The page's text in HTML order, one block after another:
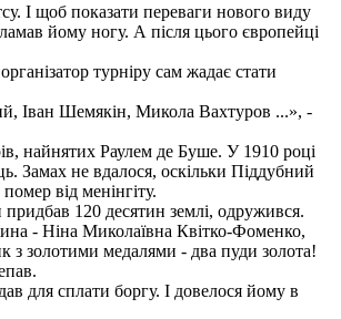
І щоб показати переваги нового виду
йому ногу. А після цього європейці
турніру сам жадає стати
Іван Шемякін, Микола Вахтуров ...», -
найнятих Раулем де Буше. У 1910 році
Замах не вдалося, оскільки Піддубний
від менінгіту.
придбав 120 десятин землі, одружився.
- Ніна Миколаївна Квітко-Фоменко,
з золотими медалями - два пуди золота!
для сплати боргу. І довелося йому в